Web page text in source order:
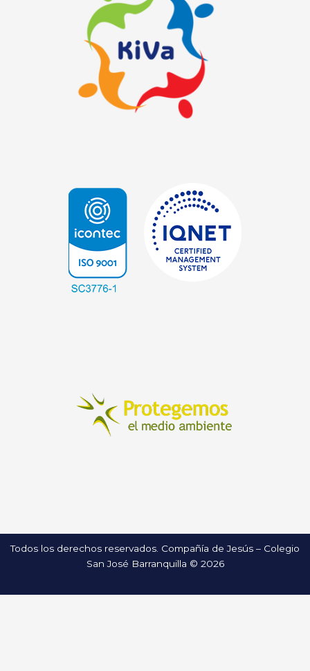
Todos los derechos reservados. Compañía de Jesús – Colegio
San José Barranquilla © 2026